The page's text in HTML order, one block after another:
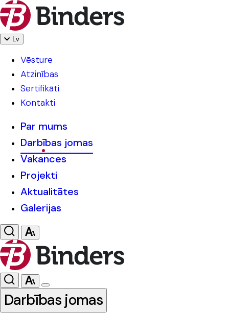
Lv
Vēsture
Atzinības
Sertifikāti
Kontakti
Par mums
Darbības jomas
Vakances
Projekti
Aktualitātes
Galerijas
Darbības jomas